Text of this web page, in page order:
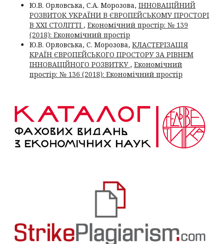
Ю.В. Орловська, С.А. Морозова, ІННОВАЦІЙНИЙ
РОЗВИТОК УКРАЇНИ В ЄВРОПЕЙСЬКОМУ ПРОСТОРІ
В ХХІ СТОЛІТТІ , Економічний простір: № 139
(2018): Економічний простір
Ю.В. Орловська, С. Морозова, КЛАСТЕРІЗАЦІЯ
КРАЇН ЄВРОПЕЙСЬКОГО ПРОСТОРУ ЗА РІВНЕМ
ІННОВАЦІЙНОГО РОЗВИТКУ , Економічний
простір: № 136 (2018): Економічний простір